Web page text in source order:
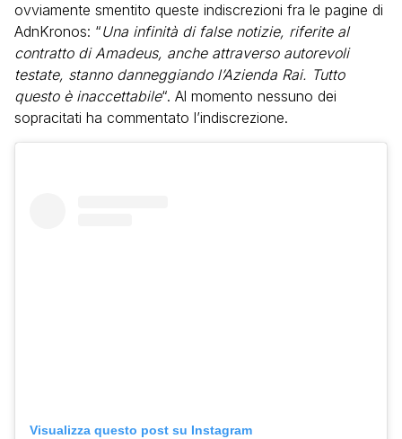
ovviamente smentito queste indiscrezioni fra le pagine di
AdnKronos: “Una infinità di false notizie, riferite al
contratto di Amadeus, anche attraverso autorevoli
testate, stanno danneggiando l’Azienda Rai. Tutto
questo è inaccettabile“. Al momento nessuno dei
sopracitati ha commentato l’indiscrezione.
Visualizza questo post su Instagram